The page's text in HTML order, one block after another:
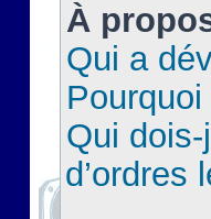
À
Qui a
Qui
d’ordres